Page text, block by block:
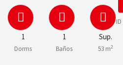
1
Dorms
1
Baños
Sup.
53 m2